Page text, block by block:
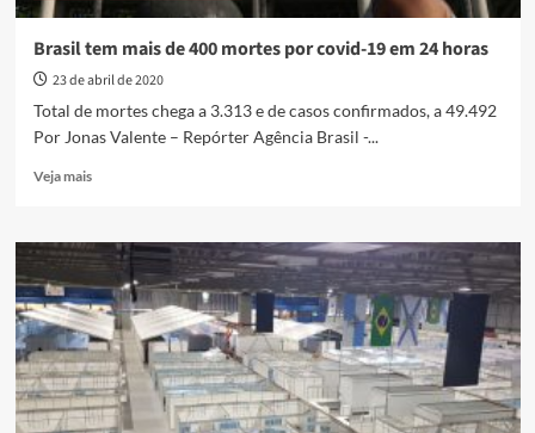
Brasil tem mais de 400 mortes por covid-19 em 24 horas
23 de abril de 2020
Total de mortes chega a 3.313 e de casos confirmados, a 49.492
Por Jonas Valente – Repórter Agência Brasil -...
Veja maisRead
Brasil
tem
mais
de
400
mortes
por
covid-
19